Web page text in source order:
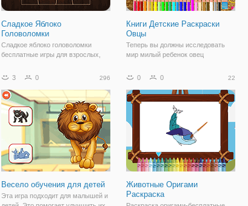
Сладкое Яблоко
Головоломки
Сладкое яблоко головоломки
бесплатные игры для взрослых,
или детей. Образование о
творческий потенциал для детских
игр, которые могут научить детей
учиться
Книги Детские Раскраски
Овцы
Теперь вы должны исследовать
мир милый ребенок овец
бесплатных раскрасок для
распечатать их в цвете позже.
Получайте удовольствие играя.
3 0 296
Весело обучения для детей
Эта игра подходит для малышей и
0 0 22
Животные Оригами
Раскраска